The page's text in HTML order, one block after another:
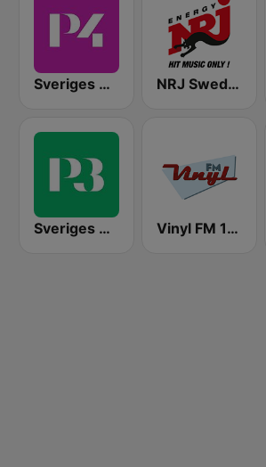
Sveriges Radio P4 Göteborg NRJ Sweden
Sveriges Radio P3 Vinyl FM 107